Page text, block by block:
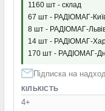
1160 шт - склад
67 шт - РАДІОМАГ-
8 шт - РАДІОМАГ-
14 шт - РАДІОМАГ-
170 шт - РАДІОМАГ-
Підписка на
КІЛЬКІСТЬ
4+